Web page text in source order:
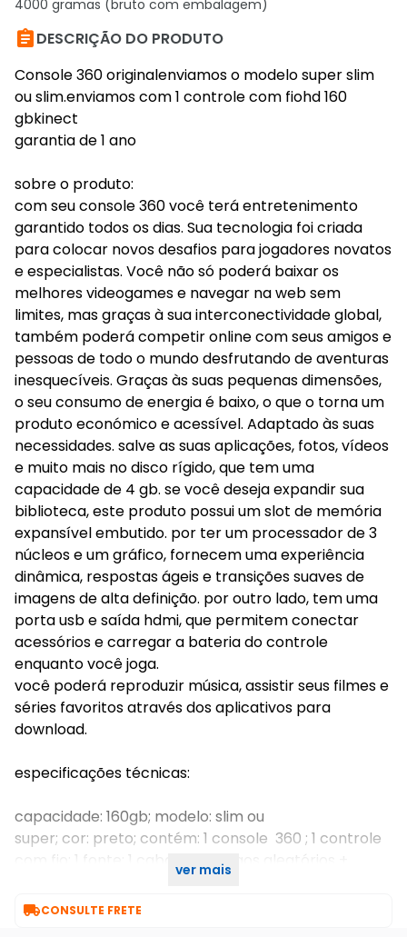
4000 gramas (bruto com embalagem)
DESCRIÇÃO DO PRODUTO
Console 360 originalenviamos o modelo super slim
ou slim.enviamos com 1 controle com fiohd 160
gbkinect
garantia de 1 ano
sobre o produto:
com seu console 360 você terá entretenimento
garantido todos os dias. Sua tecnologia foi criada
para colocar novos desafios para jogadores novatos
e especialistas. Você não só poderá baixar os
melhores videogames e navegar na web sem
limites, mas graças à sua interconectividade global,
também poderá competir online com seus amigos e
pessoas de todo o mundo desfrutando de aventuras
inesquecíveis. Graças às suas pequenas dimensões,
o seu consumo de energia é baixo, o que o torna um
produto económico e acessível. Adaptado às suas
necessidades. salve as suas aplicações, fotos, vídeos
e muito mais no disco rígido, que tem uma
capacidade de 4 gb. se você deseja expandir sua
biblioteca, este produto possui um slot de memória
expansível embutido. por ter um processador de 3
núcleos e um gráfico, fornecem uma experiência
dinâmica, respostas ágeis e transições suaves de
imagens de alta definição. por outro lado, tem uma
porta usb e saída hdmi, que permitem conectar
acessórios e carregar a bateria do controle
enquanto você joga.
você poderá reproduzir música, assistir seus filmes e
séries favoritos através dos aplicativos para
download.
especificações técnicas:
capacidade: 160gb; modelo: slim ou
super; cor: preto; contém: 1 console 360 ; 1 controle
com fio; 1 fonte; 1 cabo hdmi; jogos aleatórios +
ver mais
CONSULTE FRETE